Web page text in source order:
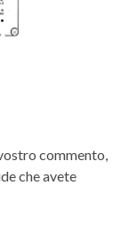
commento,
che avete